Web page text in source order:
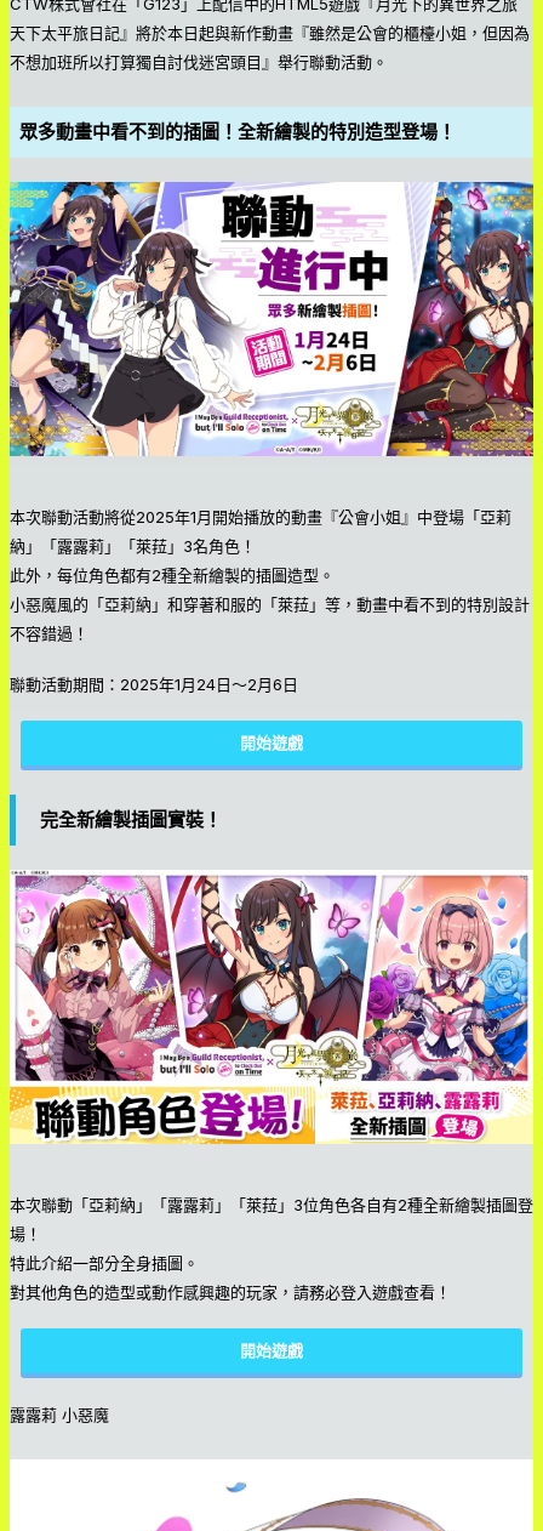
天下太平旅日記』將於本日起與新作動畫『雖然是公會的櫃檯小姐，但因為
不想加班所以打算獨自討伐迷宮頭目』舉行聯動活動。
眾多動畫中看不到的插圖！全新繪製的特別造型登場！
本次聯動活動將從2025年1月開始播放的動畫『公會小姐』中登場「亞莉
納」「露露莉」「萊菈」3名角色！
此外，每位角色都有2種全新繪製的插圖造型。
小惡魔風的「亞莉納」和穿著和服的「萊菈」等，動畫中看不到的特別設計
不容錯過！
聯動活動期間：2025年1月24日～2月6日
開始遊戲
完全新繪製插圖實裝！
本次聯動「亞莉納」「露露莉」「萊菈」3位角色各自有2種全新繪製插圖登
場！
特此介紹一部分全身插圖。
對其他角色的造型或動作感興趣的玩家，請務必登入遊戲查看！
開始遊戲
露露莉 小惡魔